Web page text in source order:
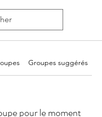
Groupes suggérés
pour le moment